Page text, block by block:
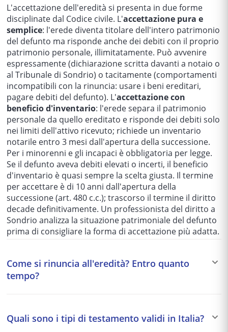
L'accettazione dell'eredità si presenta in due forme
disciplinate dal Codice civile. L'accettazione pura e
semplice: l'erede diventa titolare dell'intero patrimonio
del defunto ma risponde anche dei debiti con il proprio
patrimonio personale, illimitatamente. Può avvenire
espressamente (dichiarazione scritta davanti a notaio o
al Tribunale di Sondrio) o tacitamente (comportamenti
incompatibili con la rinuncia: usare i beni ereditari,
pagare debiti del defunto). L'accettazione con
beneficio d'inventario: l'erede separa il patrimonio
personale da quello ereditato e risponde dei debiti solo
nei limiti dell'attivo ricevuto; richiede un inventario
notarile entro 3 mesi dall'apertura della successione.
Per i minorenni e gli incapaci è obbligatoria per legge.
Se il defunto aveva debiti elevati o incerti, il beneficio
d'inventario è quasi sempre la scelta giusta. Il termine
per accettare è di 10 anni dall'apertura della
successione (art. 480 c.c.); trascorso il termine il diritto
decade definitivamente. Un professionista del diritto a
Sondrio analizza la situazione patrimoniale del defunto
prima di consigliare la forma di accettazione più adatta.
Come si rinuncia all'eredità? Entro quanto
tempo?
acquistare la qualità di erede. Èirrevocabile (con
Quali sono i tipi di testamento validi in Italia?